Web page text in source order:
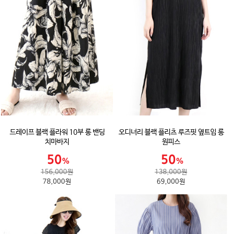
드레이프 블랙 플라워 10부 롱 밴딩
치마바지
156,000원
78,000원
오디너리 블랙 플리츠 루즈핏 옆트임 롱
원피스
138,000원
69,000원